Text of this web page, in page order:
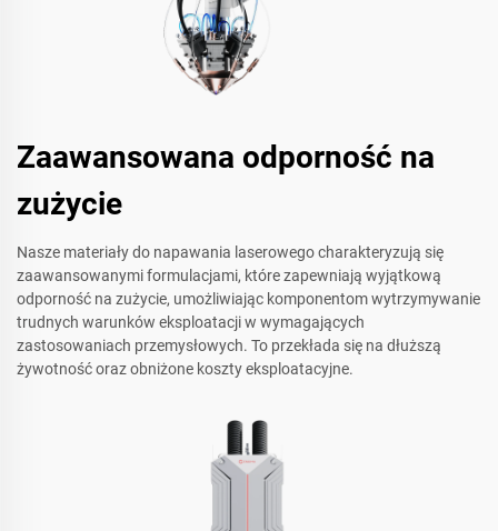
Zaawansowana odporność na
zużycie
Nasze materiały do napawania laserowego charakteryzują się
zaawansowanymi formulacjami, które zapewniają wyjątkową
odporność na zużycie, umożliwiając komponentom wytrzymywanie
trudnych warunków eksploatacji w wymagających
zastosowaniach przemysłowych. To przekłada się na dłuższą
żywotność oraz obniżone koszty eksploatacyjne.